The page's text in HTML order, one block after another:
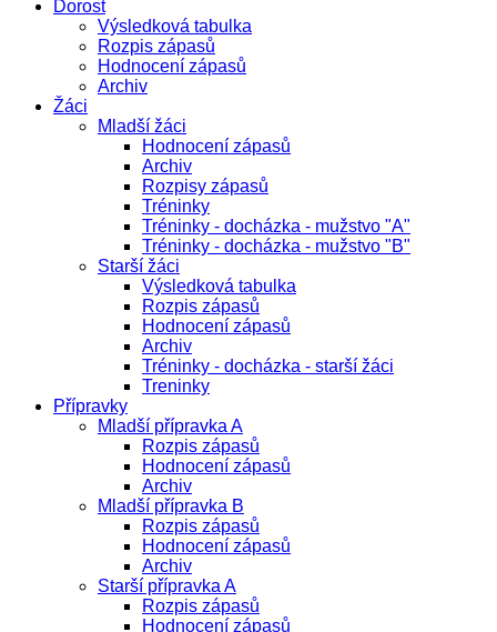
Dorost
Výsledková tabulka
Rozpis zápasů
Hodnocení zápasů
Archiv
Žáci
Mladší žáci
Hodnocení zápasů
Archiv
Rozpisy zápasů
Tréninky
Tréninky - docházka - mužstvo "A"
Tréninky - docházka - mužstvo "B"
Starší žáci
Výsledková tabulka
Rozpis zápasů
Hodnocení zápasů
Archiv
Tréninky - docházka - starší žáci
Treninky
Přípravky
Mladší přípravka A
Rozpis zápasů
Hodnocení zápasů
Archiv
Mladší přípravka B
Rozpis zápasů
Hodnocení zápasů
Archiv
Starší přípravka A
Rozpis zápasů
Hodnocení zápasů